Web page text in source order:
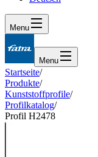
Menu
Menu
Startseite/
Produkte/
Kunststoffprofile/
Profilkatalog/
Profil H2478